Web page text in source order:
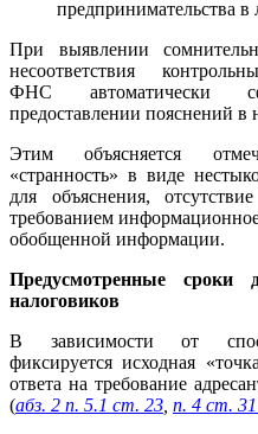
предпринимательства
При выявлении
несоответствия
ФНС автоматически
предоставлении пояснений в
Этим объясняется
«странность» в виде
для объяснения,
требованием
обобщенной информации.
Предусмотренные сроки
налоговиков
В зависимости от
фиксируется исходная
ответа на требование
(абз. 2 п. 5.1 ст. 23 п. 4 ст.